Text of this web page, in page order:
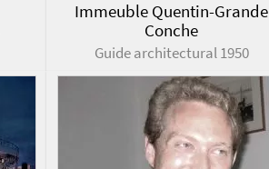
Immeuble Quentin-Grande
Conche
Guide architectural 1950